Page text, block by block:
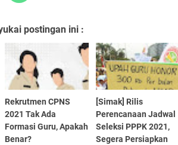
postingan ini :
Rekrutmen CPNS
2021 Tak Ada
Formasi Guru, Apakah
Benar?
[Simak] Rilis
Perencanaan Jadwal
Seleksi PPPK 2021,
Segera Persiapkan